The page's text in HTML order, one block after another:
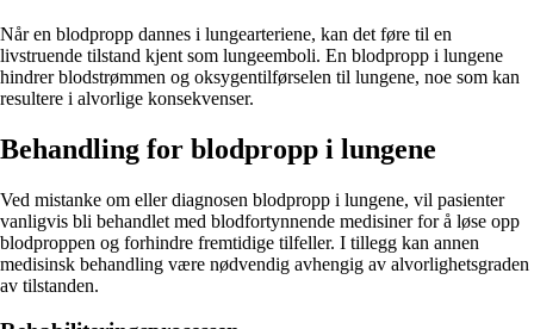
Når en blodpropp dannes i lungearteriene, kan det føre til en
livstruende tilstand kjent som lungeemboli. En blodpropp i lungene
hindrer blodstrømmen og oksygentilførselen til lungene, noe som kan
resultere i alvorlige konsekvenser.
Behandling for blodpropp i lungene
Ved mistanke om eller diagnosen blodpropp i lungene, vil pasienter
vanligvis bli behandlet med blodfortynnende medisiner for å løse opp
blodproppen og forhindre fremtidige tilfeller. I tillegg kan annen
medisinsk behandling være nødvendig avhengig av alvorlighetsgraden
av tilstanden.